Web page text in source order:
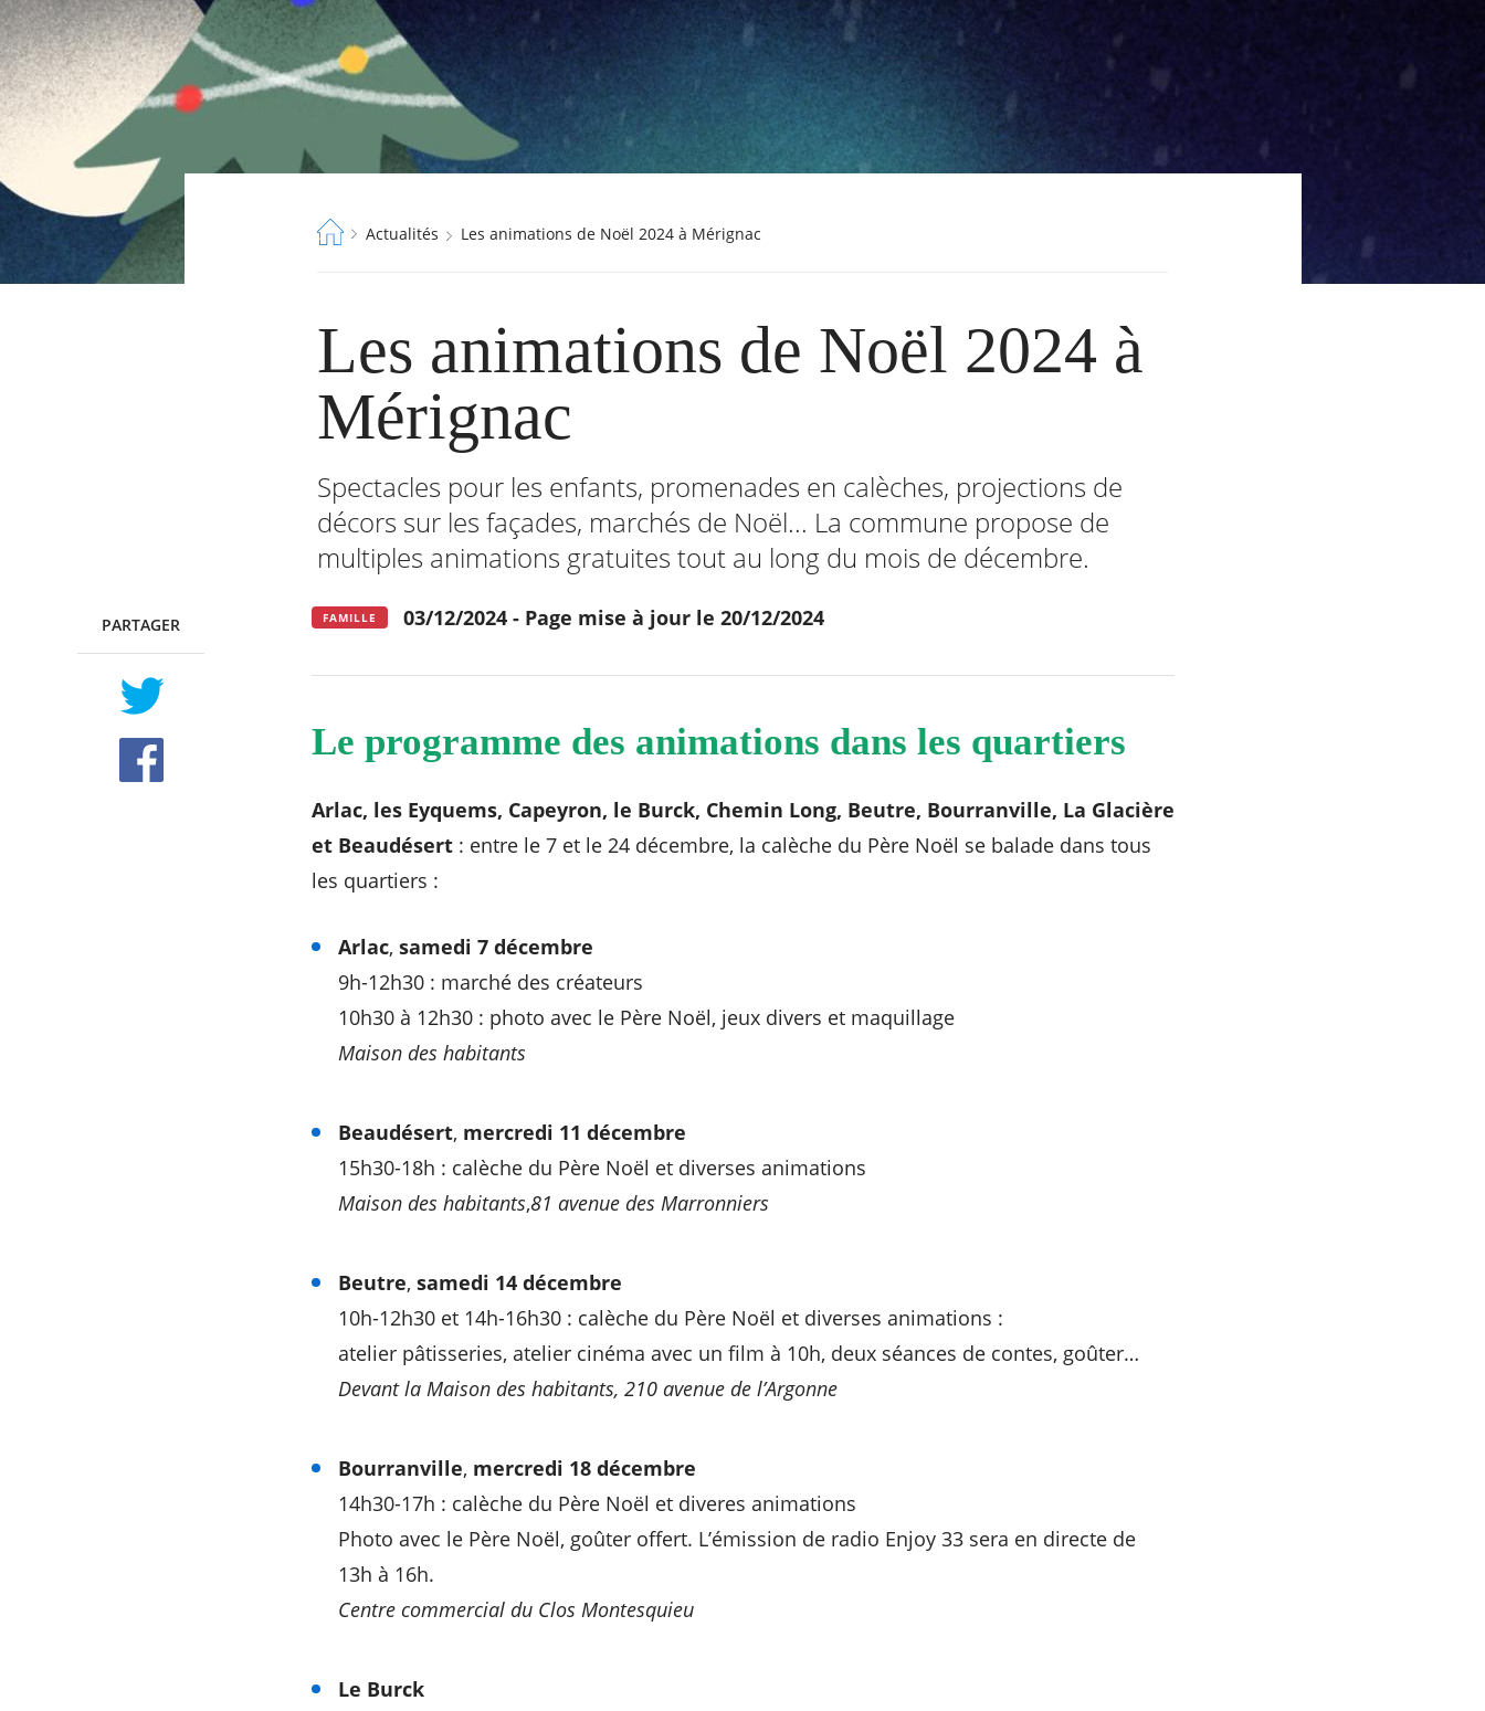
Fil
Actualités Les animations de Noël 2024 à Mérignac
Les animations de Noël 2024 à
Mérignac
Spectacles pour les enfants, promenades en calèches, projections de
décors sur les façades, marchés de Noël... La commune propose de
multiples animations gratuites tout au long du mois de décembre.
PARTAGER
TWITTER
FACEBOOK
FAMILLE 03/12/2024 - Page mise à jour le 20/12/2024
Le programme des animations dans les quartiers
Arlac, les Eyquems, Capeyron, le Burck, Chemin Long, Beutre, Bourranville, La Glacière
et Beaudésert: entre le 7 et le 24 décembre, la calèche du Père Noël se balade dans tous
les quartiers :
Arlac, samedi 7 décembre
9h-12h30 : marché des créateurs
10h30 à 12h30 : photo avec le Père Noël, jeux divers et maquillage
Maison des habitants
Beaudésert, mercredi 11 décembre
15h30-18h : calèche du Père Noël et diverses animations
Maison des habitants,81 avenue des Marronniers
Beutre, samedi 14 décembre
10h-12h30 et 14h-16h30 : calèche du Père Noël et diverses animations :
atelier pâtisseries, atelier cinéma avec un film à 10h, deux séances de contes, goûter…
Devant la Maison des habitants, 210 avenue de l’Argonne
Bourranville, mercredi 18 décembre
14h30-17h : calèche du Père Noël et diveres animations
Photo avec le Père Noël, goûter offert. L’émission de radio Enjoy 33 sera en directe de
13h à 16h.
Centre commercial du Clos Montesquieu
Le Burck